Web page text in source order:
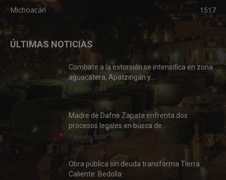
Michoacán
1517
ÚLTIMAS NOTICIAS
Combate a la extorsión se intensifica en zona
aguacatera, Apatzingán y...
7 agosto, 2026
Madre de Dafne Zapata enfrenta dos
procesos legales en busca de...
7 agosto, 2026
Obra pública sin deuda transforma Tierra
Caliente: Bedolla